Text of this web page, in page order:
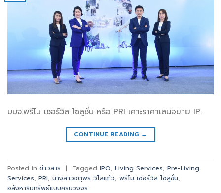
บมจ.พรีโม เซอร์วิส โซลูชั่น หรือ PRI เคาะราคาเสนอขาย IP.
CONTINUE READING →
Posted in ข่าวสาร | Tagged IPO Living Services Pre-Living
Services PRI นางสาวจตุพร วิไลแก้ว พรีโม เซอร์วิส โซลูชั่น
อสังหาริมทรัพย์แบบครบวงจร